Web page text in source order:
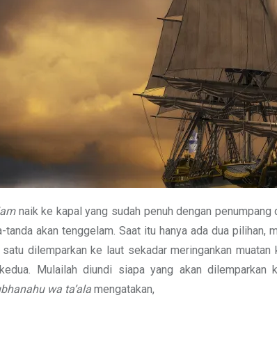
naik ke kapal yang sudah penuh dengan
tanda akan tenggelam. Saat itu hanya ada dua
dilemparkan ke laut sekadar meringankan
Mulailah diundi siapa yang akan dilemparkan
wa ta’ala mengatakan,